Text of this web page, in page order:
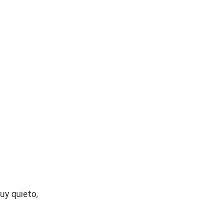
quieto,